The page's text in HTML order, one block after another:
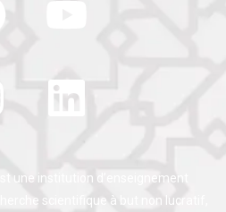
une institution d’enseignement
scientifique à but non lucratif,